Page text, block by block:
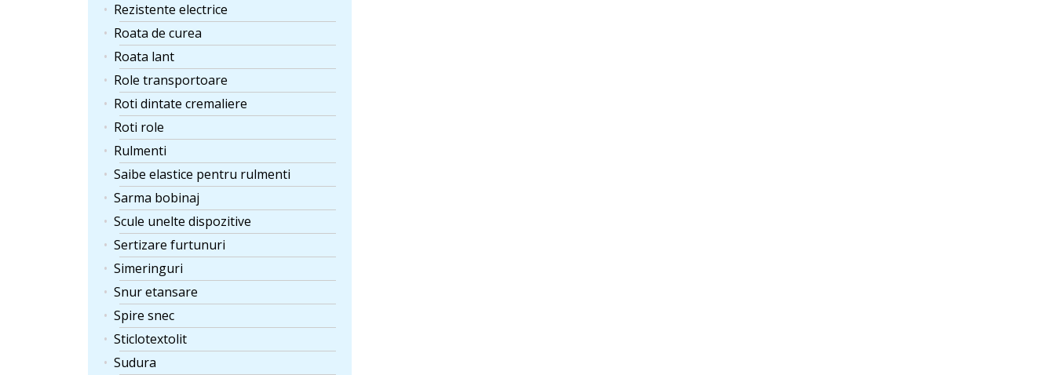
Rezistente electrice
Roata de curea
Roata lant
Role transportoare
Roti dintate cremaliere
Roti role
Rulmenti
Saibe elastice pentru rulmenti
Sarma bobinaj
Scule unelte dispozitive
Sertizare furtunuri
Simeringuri
Snur etansare
Spire snec
Sticlotextolit
Sudura